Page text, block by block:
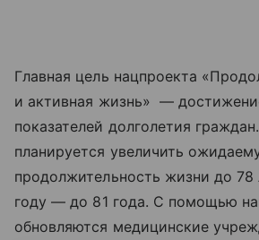
Главная цель нацпроекта
и активная жизнь» —
показателей долголетия
планируется увеличить
продолжительность жизни до 78
году — до 81 года. С помощью
обновляются медицинские